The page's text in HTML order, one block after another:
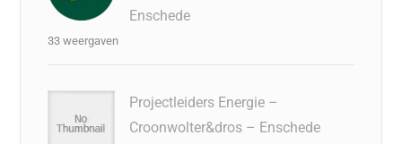
Enschede
33 weergaven
Projectleiders Energie –
Croonwolter&dros – Enschede